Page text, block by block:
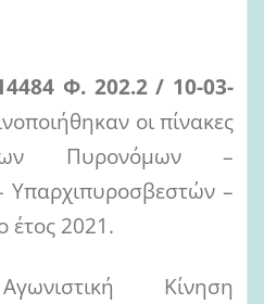
Φ. 202.2 / 10-03-
οι πίνακες
Πυρονόμων –
Υπαρχιπυροσβεστών –
έτος 2021.
Κίνηση